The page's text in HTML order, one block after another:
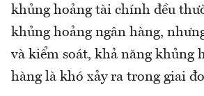
khủng hoảng tài chính đều
khủng hoảng ngân hàng,
và kiểm soát, khả năng khủng
hàng là khó xảy ra trong giai